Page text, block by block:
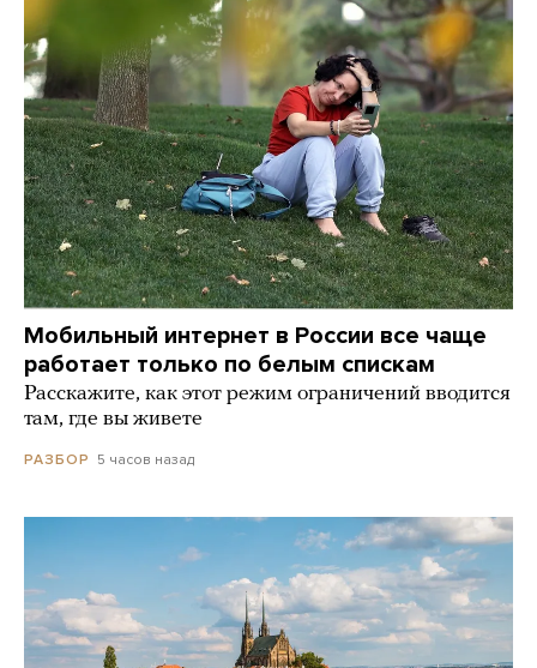
Мобильный интернет в России все чаще
работает только по белым спискам
Расскажите, как этот режим ограничений вводится
там, где вы живете
РАЗБОР 5 часов назад